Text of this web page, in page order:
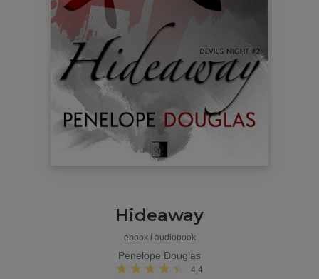
Hideaway
ebook i audiobook
Penelope Douglas
4,4